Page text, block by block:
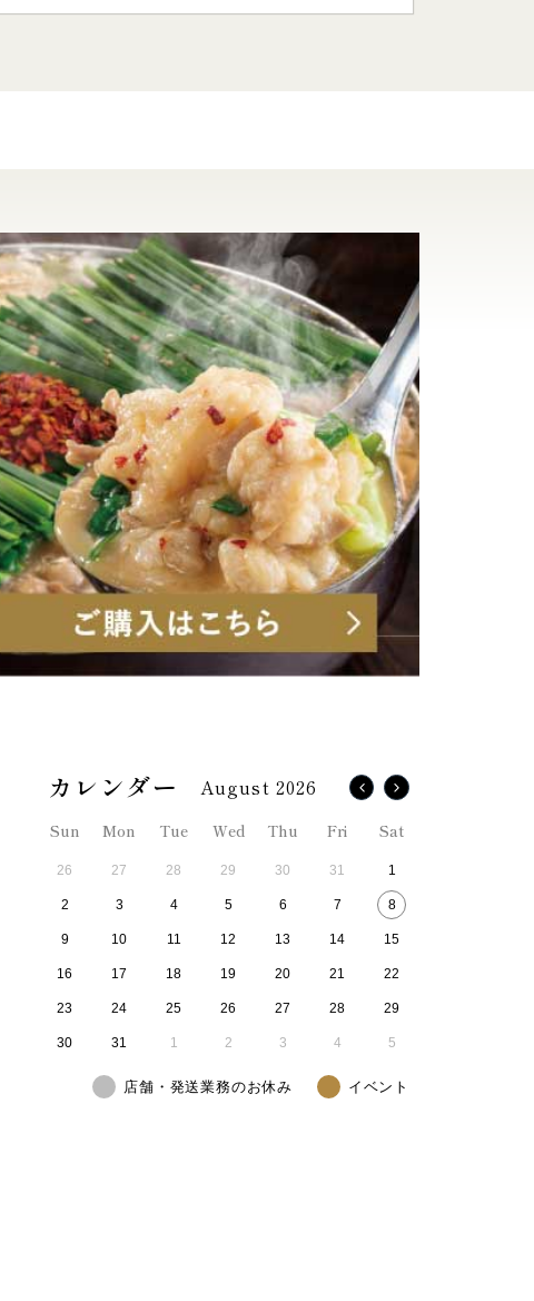
August 2026
Sun Mon Tue Wed Thu Fri Sat
26 27 28 29 30 31 1
2 3 4 5 6 7 8
9 10 11 12 13 14 15
16 17 18 19 20 21 22
23 24 25 26 27 28 29
30 31 1 2 3 4 5
店舗・発送業務のお休み イベント